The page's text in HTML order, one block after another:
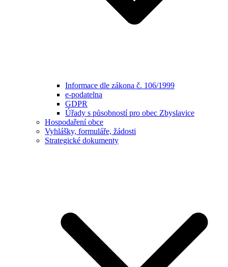
Informace dle zákona č. 106/1999
e-podatelna
GDPR
Úřady s působností pro obec Zbyslavice
Hospodaření obce
Vyhlášky, formuláře, žádosti
Strategické dokumenty